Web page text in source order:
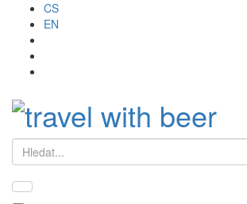
CS
EN
Hledat